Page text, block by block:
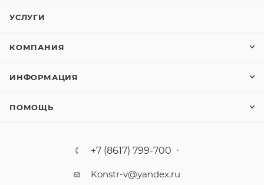
УСЛУГИ
КОМПАНИЯ
ИНФОРМАЦИЯ
ПОМОЩЬ
+7 (8617) 799-700
Konstr-v@yandex.ru